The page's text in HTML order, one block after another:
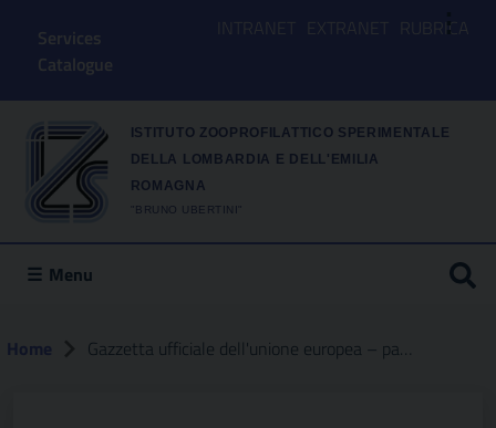
⋮
Services
Catalogue
INTRANET EXTRANET RUBRICA
ISTITUTO ZOOPROFILATTICO SPERIMENTALE
DELLA LOMBARDIA E DELL'EMILIA
ROMAGNA
"BRUNO UBERTINI"
Menu
Home Gazzetta ufficiale dell'unione europea – parte 3